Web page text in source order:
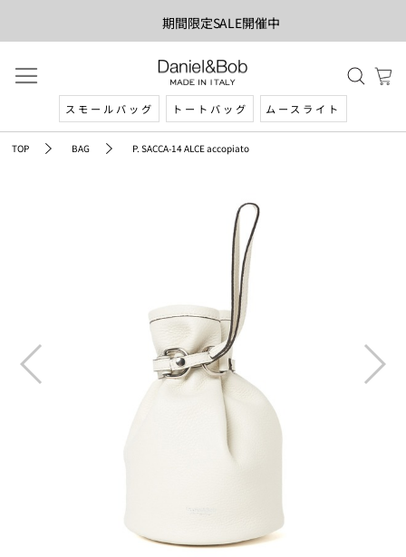
期間限定SALE開催中
スモールバッグ トートバッグ ムースライト
TOP BAG P. SACCA-14 ALCE accopiato
prev next